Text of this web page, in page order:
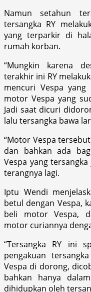
Namun setahun
tersangka RY
yang terparkir di
rumah korban.
“Mungkin karena
terakhir ini RY
mencuri Vespa
motor Vespa yang
Jadi saat dicuri
lalu tersangka bawa
“Motor Vespa
dan bahkan ada
Vespa yang
terangnya lagi.
Iptu Wendi
betul dengan Vespa,
beli motor Vespa,
motor curiannya
“Tersangka RY ini
pengakuan
Vespa di dorong,
bahkan hanya
dihidupkan oleh